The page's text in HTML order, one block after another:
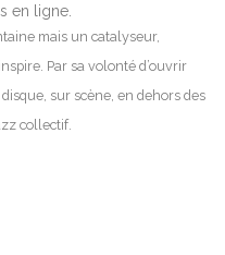
en ligne.
mais un catalyseur,
Par sa volonté d’ouvrir
sur scène, en dehors des
collectif.